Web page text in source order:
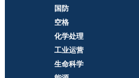
国防
空格
化学处理
工业运营
生命科学